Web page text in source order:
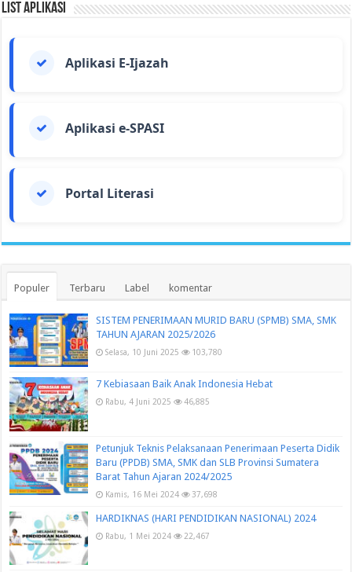
List Aplikasi
Aplikasi E-Ijazah
Aplikasi e-SPASI
Portal Literasi
Populer Terbaru Label komentar
SISTEM PENERIMAAN MURID BARU (SPMB) SMA, SMK
TAHUN AJARAN 2025/2026
Selasa, 10 Juni 2025 103,780
7 Kebiasaan Baik Anak Indonesia Hebat
Rabu, 4 Juni 2025 46,885
Petunjuk Teknis Pelaksanaan Penerimaan Peserta Didik
Baru (PPDB) SMA, SMK dan SLB Provinsi Sumatera
Barat Tahun Ajaran 2024/2025
Kamis, 16 Mei 2024 37,698
HARDIKNAS (HARI PENDIDIKAN NASIONAL) 2024
Rabu, 1 Mei 2024 22,467